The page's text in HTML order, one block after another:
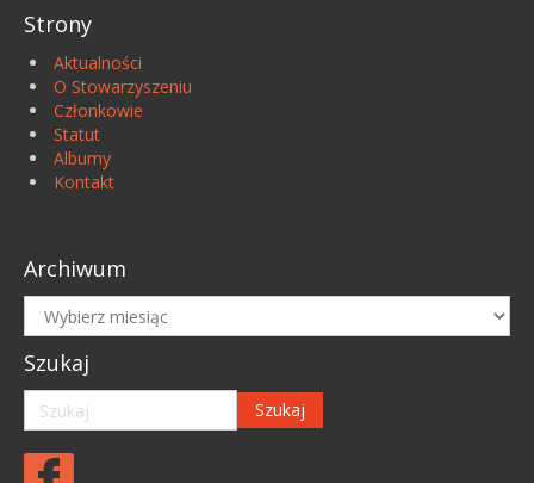
Strony
Aktualności
O Stowarzyszeniu
Członkowie
Statut
Albumy
Kontakt
Archiwum
Archiwum
Szukaj